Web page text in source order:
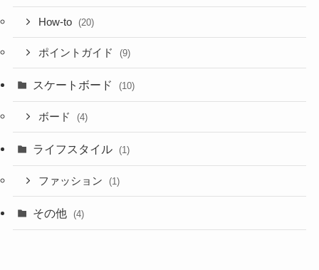
How-to (20)
ポイントガイド (9)
スケートボード (10)
ボード (4)
ライフスタイル (1)
ファッション (1)
その他 (4)